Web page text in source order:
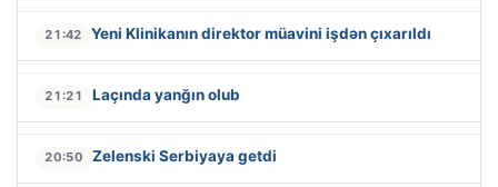
21:42 Yeni Klinikanın direktor müavini işdən çıxarıldı
21:21 Laçında yanğın olub
20:50 Zelenski Serbiyaya getdi